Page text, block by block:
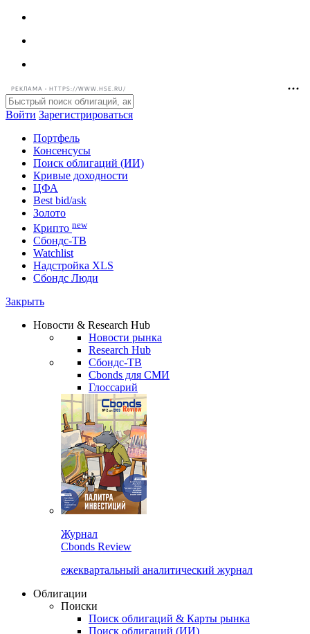
РЕКЛАМА • HTTPS://WWW.HSE.RU/
Войти Зарегистрироваться
Портфель
Консенсусы
Поиск облигаций (ИИ)
Кривые доходности
ЦФА
Best bid/ask
Золото
Крипто new
Watchlist
Сбондс Люди
Новости & Research Hub
Новости рынка
Research Hub
Сбондс-ТВ
Cbonds для СМИ
Глоссарий
Cbonds Review
ежеквартальный аналитический журнал